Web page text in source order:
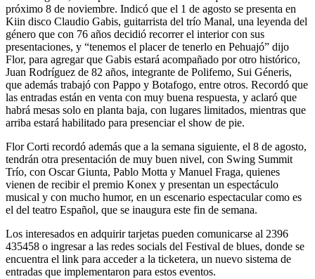
próximo 8 de noviembre. Indicó que el 1 de agosto se presenta en
Kiin disco Claudio Gabis, guitarrista del trío Manal, una leyenda del
género que con 76 años decidió recorrer el interior con sus
presentaciones, y “tenemos el placer de tenerlo en Pehuajó” dijo
Flor, para agregar que Gabis estará acompañado por otro histórico,
Juan Rodríguez de 82 años, integrante de Polifemo, Sui Géneris,
que además trabajó con Pappo y Botafogo, entre otros. Recordó que
las entradas están en venta con muy buena respuesta, y aclaró que
habrá mesas solo en planta baja, con lugares limitados, mientras que
arriba estará habilitado para presenciar el show de pie.
Flor Corti recordó además que a la semana siguiente, el 8 de agosto,
tendrán otra presentación de muy buen nivel, con Swing Summit
Trío, con Oscar Giunta, Pablo Motta y Manuel Fraga, quienes
vienen de recibir el premio Konex y presentan un espectáculo
musical y con mucho humor, en un escenario espectacular como es
el del teatro Español, que se inaugura este fin de semana.
Los interesados en adquirir tarjetas pueden comunicarse al 2396
435458 o ingresar a las redes socials del Festival de blues, donde se
encuentra el link para acceder a la ticketera, un nuevo sistema de
entradas que implementaron para estos eventos.